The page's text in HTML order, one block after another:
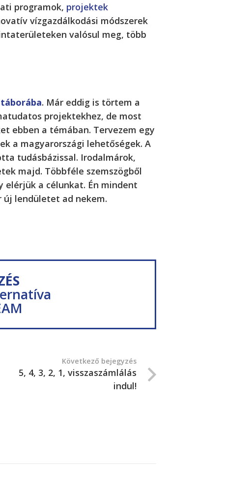
programok, projektek
vízgazdálkodási módszerek
valósul meg, több
. Már eddig is törtem a
projektekhez, de most
ebben a témában. Tervezem egy
a magyarországi lehetőségek. A
tudásbázissal. Irodalmárok,
majd. Többféle szemszögből
elérjük a célunkat. Én mindent
új lendületet ad nekem.
Következő bejegyzés
5, 4, 3, 2, 1, visszaszámlálás
indul!